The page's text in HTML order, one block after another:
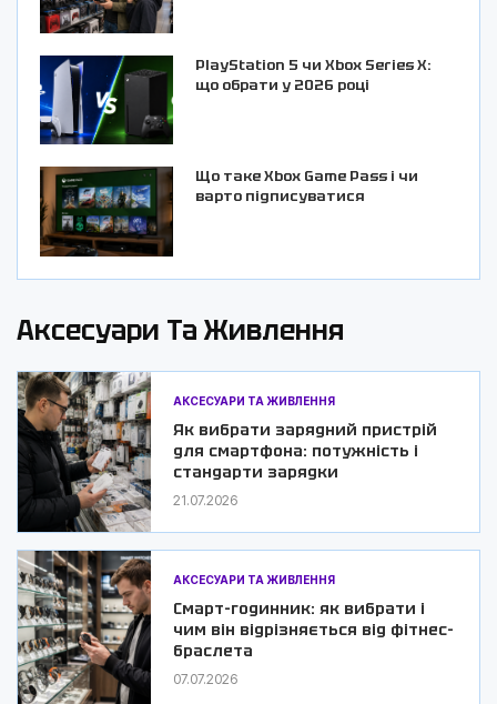
PlayStation 5 чи Xbox Series X:
що обрати у 2026 році
Що таке Xbox Game Pass і чи
варто підписуватися
Аксесуари Та Живлення
АКСЕСУАРИ ТА ЖИВЛЕННЯ
Як вибрати зарядний пристрій
для смартфона: потужність і
стандарти зарядки
21.07.2026
АКСЕСУАРИ ТА ЖИВЛЕННЯ
Смарт-годинник: як вибрати і
чим він відрізняється від фітнес-
браслета
07.07.2026